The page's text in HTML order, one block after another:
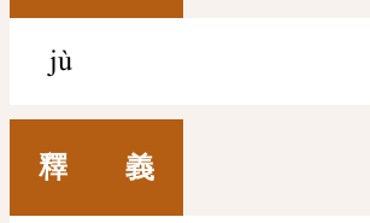
jù
釋 義